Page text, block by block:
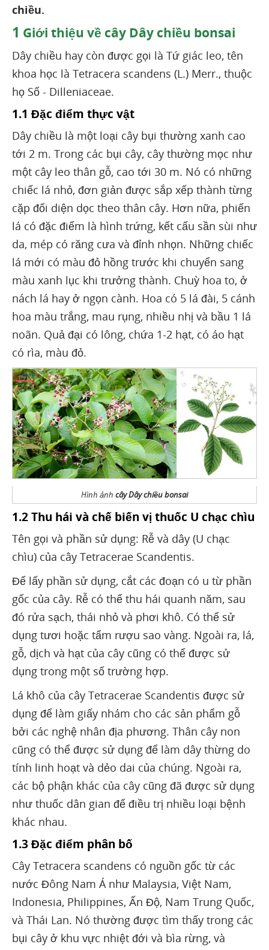
chiều.
1 Giới thiệu về cây Dây chiều bonsai
Dây chiều hay còn được gọi là Tứ giác leo, tên
khoa học là Tetracera scandens (L.) Merr., thuộc
họ Sổ - Dilleniaceae.
1.1 Đặc điểm thực vật
Dây chiều là một loại cây bụi thường xanh cao
tới 2 m. Trong các bụi cây, cây thường mọc như
một cây leo thân gỗ, cao tới 30 m. Nó có những
chiếc lá nhỏ, đơn giản được sắp xếp thành từng
cặp đối diện dọc theo thân cây. Hơn nữa, phiến
lá có đặc điểm là hình trứng, kết cấu sần sùi như
da, mép có răng cưa và đỉnh nhọn. Những chiếc
lá mới có màu đỏ hồng trước khi chuyển sang
màu xanh lục khi trưởng thành. Chuỳ hoa to, ở
nách lá hay ở ngọn cành. Hoa có 5 lá đài, 5 cánh
hoa màu trắng, mau rụng, nhiều nhị và bầu 1 lá
noãn. Quả đại có lông, chứa 1-2 hạt, có áo hạt
có rìa, màu đỏ.
Hình ảnh cây Dây chiều bonsai
1.2 Thu hái và chế biến vị thuốc U chạc chìu
Tên gọi và phần sử dụng: Rễ và dây (U chạc
chìu) của cây Tetracerae Scandentis.
Để lấy phần sử dụng, cắt các đoạn có u từ phần
gốc của cây. Rễ có thể thu hái quanh năm, sau
đó rửa sạch, thái nhỏ và phơi khô. Có thể sử
dụng tươi hoặc tẩm rượu sao vàng. Ngoài ra, lá,
gỗ, dịch và hạt của cây cũng có thể được sử
dụng trong một số trường hợp.
Lá khô của cây Tetracerae Scandentis được sử
dụng để làm giấy nhám cho các sản phẩm gỗ
bởi các nghệ nhân địa phương. Thân cây non
cũng có thể được sử dụng để làm dây thừng do
tính linh hoạt và dẻo dai của chúng. Ngoài ra,
các bộ phận khác của cây cũng đã được sử dụng
như thuốc dân gian để điều trị nhiều loại bệnh
khác nhau.
1.3 Đặc điểm phân bố
Cây Tetracera scandens có nguồn gốc từ các
nước Đông Nam Á như Malaysia, Việt Nam,
Indonesia, Philippines, Ấn Độ, Nam Trung Quốc,
và Thái Lan. Nó thường được tìm thấy trong các
bụi cây ở khu vực nhiệt đới và bìa rừng, và